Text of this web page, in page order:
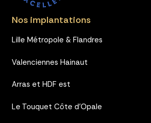
Nos implantations
Lille Métropole & Flandres
Valenciennes Hainaut
Arras et HDF est
Le Touquet Côte d’Opale